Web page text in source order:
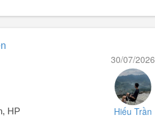
HỌC, T1 LÀM VP, 3PN
và hệ thống trường học liên cấp
30/07/2026
Hiếu Trần
HP